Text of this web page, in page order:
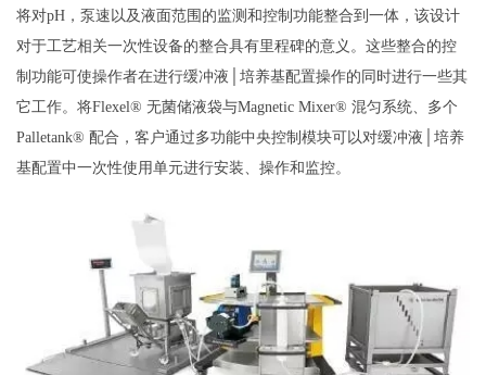
将对pH，泵速以及液面范围的监测和控制功能整合到一体，该设计
对于工艺相关一次性设备的整合具有里程碑的意义。这些整合的控
制功能可使操作者在进行缓冲液│培养基配置操作的同时进行一些其
它工作。将Flexel® 无菌储液袋与Magnetic Mixer® 混匀系统、多个
Palletank® 配合，客户通过多功能中央控制模块可以对缓冲液│培养
基配置中一次性使用单元进行安装、操作和监控。